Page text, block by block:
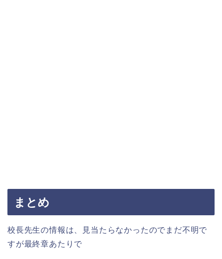
まとめ
校長先生の情報は、見当たらなかったのでまだ不明で
すが最終章あたりで